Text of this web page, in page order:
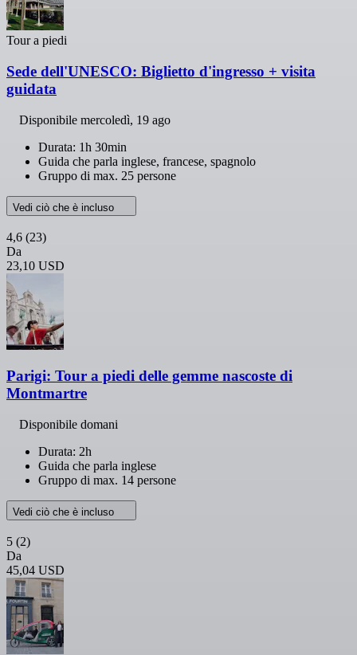
Tour a piedi
Sede dell'UNESCO: Biglietto d'ingresso + visita
guidata
Disponibile mercoledì, 19 ago
Durata: 1h 30min
Guida che parla inglese, francese, spagnolo
Gruppo di max. 25 persone
Vedi ciò che è incluso
4,6 (23)
Da
23,10 USD
Parigi: Tour a piedi delle gemme nascoste di
Montmartre
Disponibile domani
Durata: 2h
Guida che parla inglese
Gruppo di max. 14 persone
Vedi ciò che è incluso
5 (2)
Da
45,04 USD